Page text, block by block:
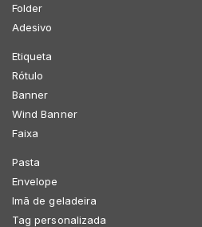
Folder
Adesivo
Etiqueta
Rótulo
Banner
Wind Banner
Faixa
Pasta
Envelope
Imã de geladeira
Tag personalizada